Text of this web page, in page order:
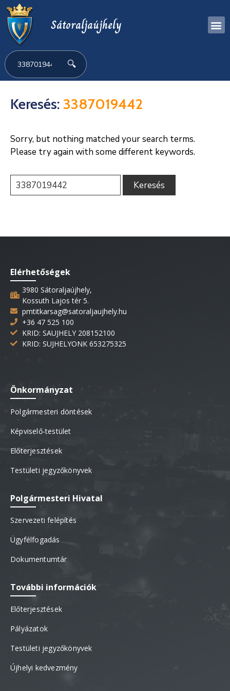
Sátoraljaújhely
🔍
Keresés: 3387019442
Sorry, but nothing matched your search terms.
Please try again with some different keywords.
Elérhetőségek
3980 Sátoraljaújhely,
Kossuth Lajos tér 5.
pmtitkarsag@satoraljaujhely.hu
+36 47 525 100
KRID: SAUJHELY 208152100
KRID: SUJHELYONK 653275325
Önkormányzat
Polgármesteri döntések
Képviselő-testület
Előterjesztések
Testületi jegyzőkönyvek
Polgármesteri Hivatal
Szervezeti felépítés
Ügyfélfogadás
Dokumentumtár
További információk
Előterjesztések
Pályázatok
Testületi jegyzőkönyvek
Újhelyi kedvezmény